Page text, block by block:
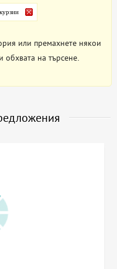
или премахнете някои
на търсене.